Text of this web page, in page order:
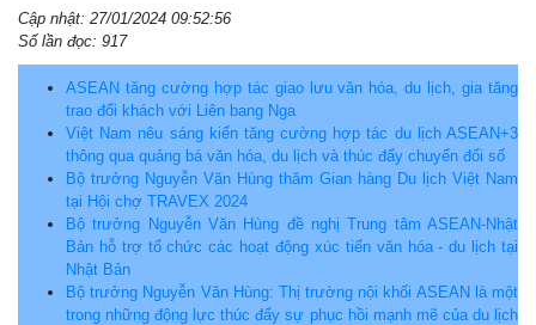
Cập nhật: 27/01/2024 09:52:56
Số lần đọc: 917
ASEAN tăng cường hợp tác giao lưu văn hóa, du lịch, gia tăng
trao đổi khách với Liên bang Nga
Việt Nam nêu sáng kiến tăng cường hợp tác du lịch ASEAN+3
thông qua quảng bá văn hóa, du lịch và thúc đẩy chuyển đổi số
Bộ trưởng Nguyễn Văn Hùng thăm Gian hàng Du lịch Việt Nam
tại Hội chợ TRAVEX 2024
Bộ trưởng Nguyễn Văn Hùng đề nghị Trung tâm ASEAN-Nhật
Bản hỗ trợ tổ chức các hoạt động xúc tiến văn hóa - du lịch tại
Nhật Bản
Bộ trưởng Nguyễn Văn Hùng: Thị trường nội khối ASEAN là một
trong những động lực thúc đẩy sự phục hồi mạnh mẽ của du lịch